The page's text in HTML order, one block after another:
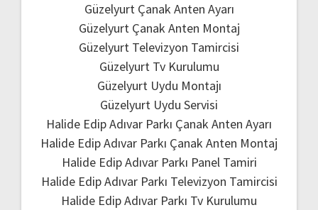
Güzelyurt Çanak Anten Ayarı
Güzelyurt Çanak Anten Montaj
Güzelyurt Televizyon Tamircisi
Güzelyurt Tv Kurulumu
Güzelyurt Uydu Montajı
Güzelyurt Uydu Servisi
Halide Edip Adıvar Parkı Çanak Anten Ayarı
Halide Edip Adıvar Parkı Çanak Anten Montaj
Halide Edip Adıvar Parkı Panel Tamiri
Halide Edip Adıvar Parkı Televizyon Tamircisi
Halide Edip Adıvar Parkı Tv Kurulumu